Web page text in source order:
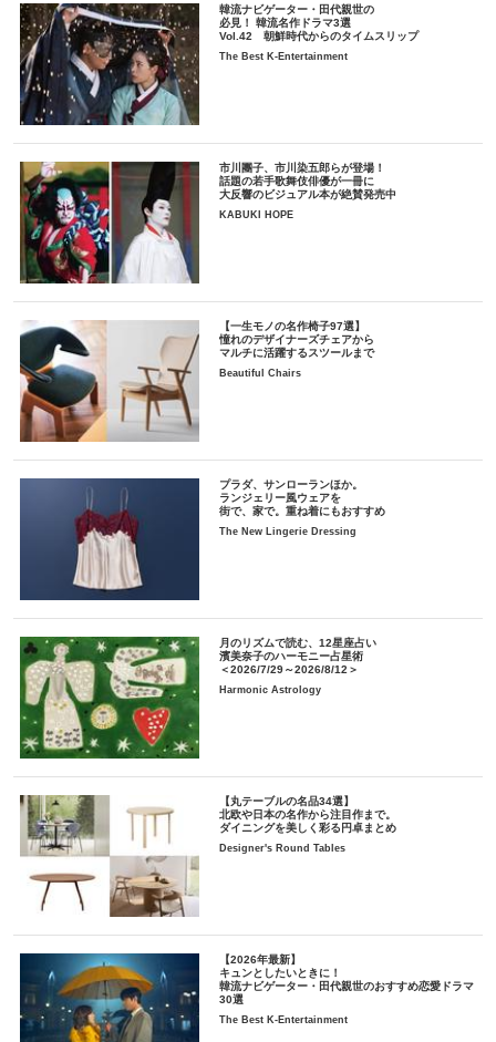
韓流ナビゲーター・田代親世の
必見！ 韓流名作ドラマ3選
Vol.42 朝鮮時代からのタイムスリップ
The Best K-Entertainment
市川團子、市川染五郎らが登場！
話題の若手歌舞伎俳優が一冊に
大反響のビジュアル本が絶賛発売中
KABUKI HOPE
【一生モノの名作椅子97選】
憧れのデザイナーズチェアから
マルチに活躍するスツールまで
Beautiful Chairs
プラダ、サンローランほか。
ランジェリー風ウェアを
街で、家で。重ね着にもおすすめ
The New Lingerie Dressing
月のリズムで読む、12星座占い
濱美奈子のハーモニー占星術
＜2026/7/29～2026/8/12＞
Harmonic Astrology
【丸テーブルの名品34選】
北欧や日本の名作から注目作まで。
ダイニングを美しく彩る円卓まとめ
Designer's Round Tables
【2026年最新】
キュンとしたいときに！
韓流ナビゲーター・田代親世のおすすめ恋愛ドラマ
30選
The Best K-Entertainment